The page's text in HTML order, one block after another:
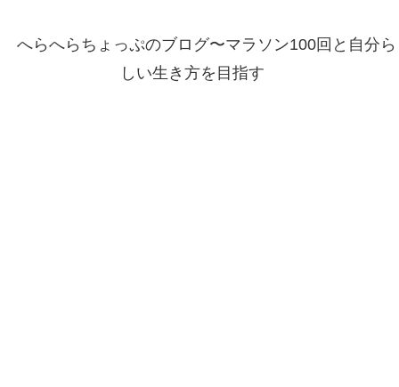
へらへらちょっぷのブログ〜マラソン100回と自分ら
しい生き方を目指す